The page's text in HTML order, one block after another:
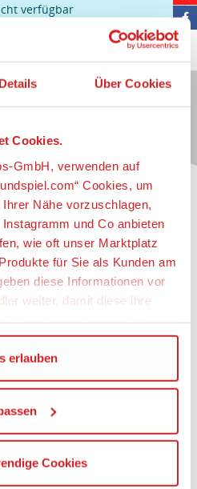
Details Über Cookies
Cookies.
GmbH, verwenden auf
Cookies, um
Nähe vorzuschlagen,
und Co anbieten
wie oft unser Marktplatz
für Sie als Kunden am
diese Informationen vor
weiter, damit diese ihre
Tag Manager um weitere
klicken, werden ein Teil
in die USA übertragen.
nicht von einem
erlauben
Cookies
verfügbar
Laufenden...
anmelden und
spannendeNeuheiten,
, limitierte
Exklusivartikel
immer als erster
sein.